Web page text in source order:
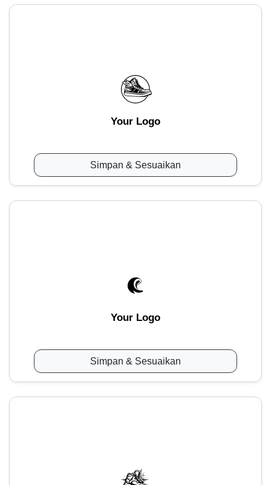
Your Logo
Simpan & Sesuaikan
Your Logo
Simpan & Sesuaikan